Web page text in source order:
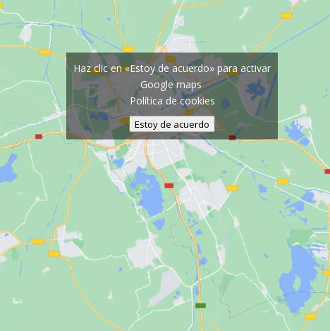
Haz clic en «Estoy de acuerdo» para activar
Google maps
Política de cookies
Estoy de acuerdo